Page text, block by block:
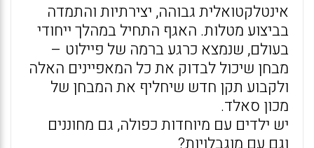
אינטלקטואלית גבוהה, יצירתיות והתמדה
בביצוע מטלות. האגף התחיל במהלך ייחודי
בעולם, שנמצא כרגע ברמה של פיילוט –
מבחן שיכול לבדוק את כל המאפיינים האלה
ולקבוע תקן חדש שיחליף את המבחן של
מכון סאלד.
יש ילדים עם מיוחדות כפולה, גם מחוננים